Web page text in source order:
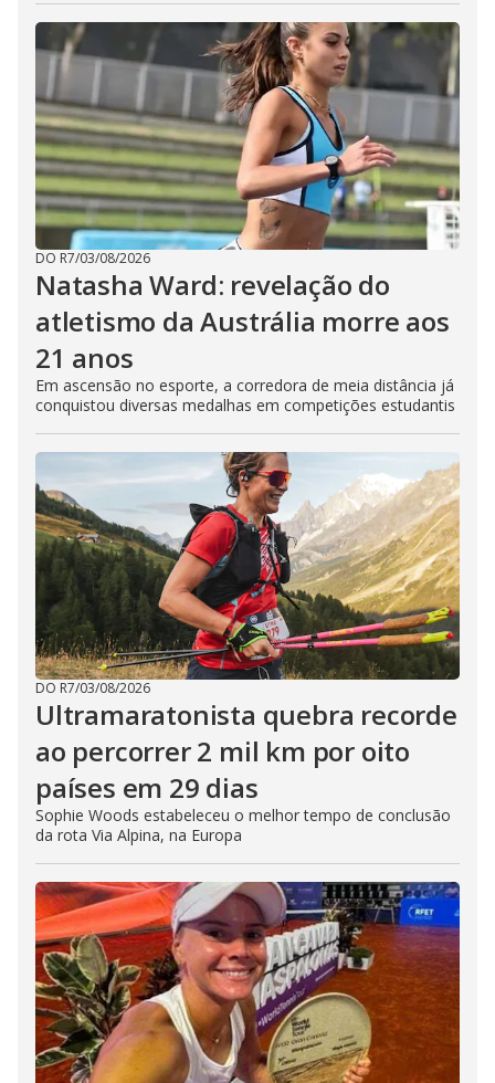
DO R7/03/08/2026
Natasha Ward: revelação do
atletismo da Austrália morre aos
21 anos
Em ascensão no esporte, a corredora de meia distância já
conquistou diversas medalhas em competições estudantis
DO R7/03/08/2026
Ultramaratonista quebra recorde
ao percorrer 2 mil km por oito
países em 29 dias
Sophie Woods estabeleceu o melhor tempo de conclusão
da rota Via Alpina, na Europa